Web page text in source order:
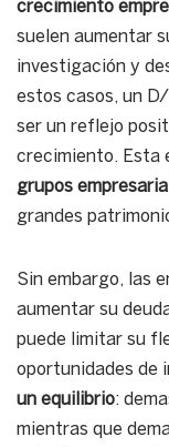
crecimiento
suelen aumentar
investigación y
estos casos, un
ser un reflejo
crecimiento. Esta
grupos
grandes
Sin embargo, las
aumentar su
puede limitar su
oportunidades de
un equilibrio:
mientras que